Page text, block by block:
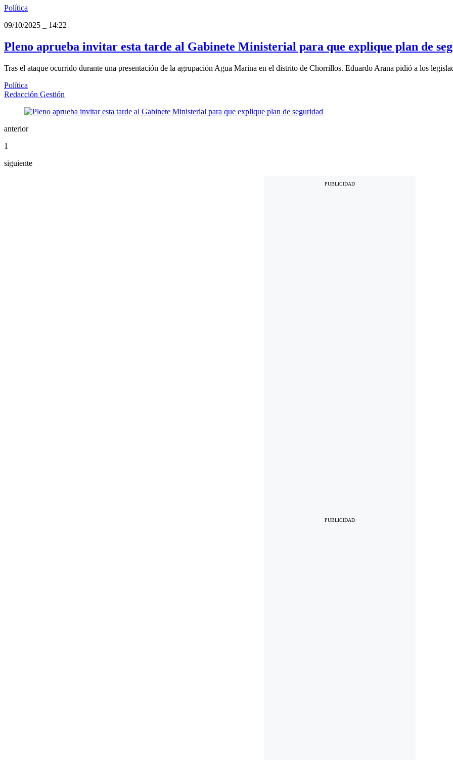
Política
09/10/2025
14:22
Pleno aprueba invitar esta tarde al Gabinete Ministerial para que explique plan de
Tras el ataque ocurrido durante una presentación de la agrupación Agua Marina en el distrito de Chorrillos. Eduardo Arana pidió a los
Política
Redacción Gestión
anterior
1
siguiente